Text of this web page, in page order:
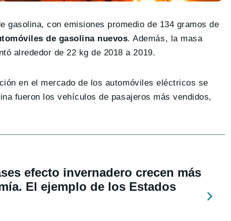
gasolina, con emisiones promedio de 134 gramos de
de gasolina nuevos. Además, la masa
alrededor de 22 kg de 2018 a 2019.
en el mercado de los automóviles eléctricos se
fueron los vehículos de pasajeros más vendidos,
efecto invernadero crecen más
El ejemplo de los Estados